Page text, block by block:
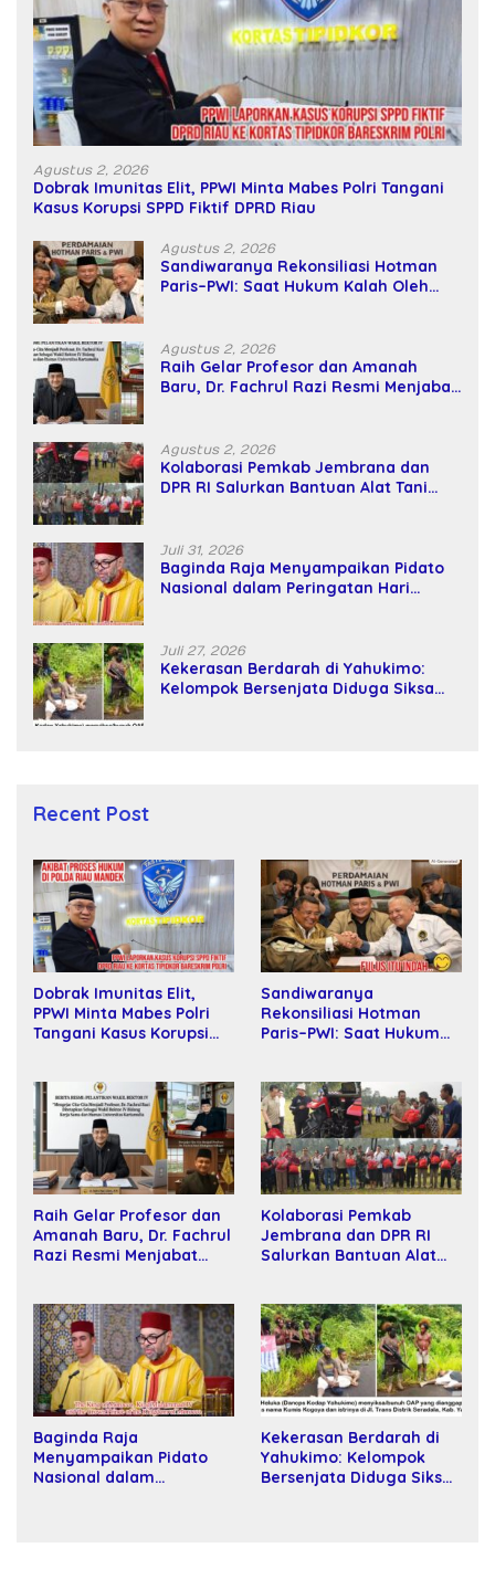
Agustus 2, 2026
Dobrak Imunitas Elit, PPWI Minta Mabes Polri Tangani
Kasus Korupsi SPPD Fiktif DPRD Riau
Agustus 2, 2026
Sandiwaranya Rekonsiliasi Hotman
Paris–PWI: Saat Hukum Kalah Oleh
Agustus 2, 2026
Raih Gelar Profesor dan Amanah
Baru, Dr. Fachrul Razi Resmi Menjabat
Agustus 2, 2026
Kolaborasi Pemkab Jembrana dan
DPR RI Salurkan Bantuan Alat Tani
Juli 31, 2026
Baginda Raja Menyampaikan Pidato
Nasional dalam Peringatan Hari
Juli 27, 2026
Kekerasan Berdarah di Yahukimo:
Kelompok Bersenjata Diduga Siksa
Recent Post
Dobrak Imunitas Elit,
PPWI Minta Mabes Polri
Tangani Kasus Korupsi
Sandiwaranya
Rekonsiliasi Hotman
Paris–PWI: Saat Hukum
Raih Gelar Profesor dan
Amanah Baru, Dr. Fachrul
Razi Resmi Menjabat
Kolaborasi Pemkab
Jembrana dan DPR RI
Salurkan Bantuan Alat
Baginda Raja
Menyampaikan Pidato
Nasional dalam
Kekerasan Berdarah di
Yahukimo: Kelompok
Bersenjata Diduga Siksa